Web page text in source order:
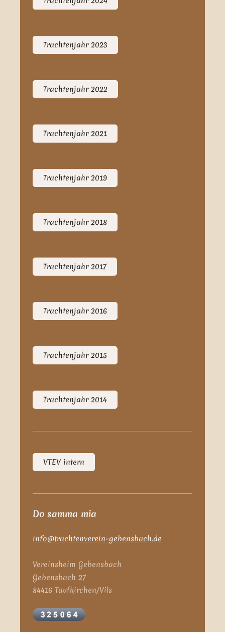
Trachtenjahr 2023
Trachtenjahr 2022
Trachtenjahr 2021
Trachtenjahr 2019
Trachtenjahr 2018
Trachtenjahr 2017
Trachtenjahr 2016
Trachtenjahr 2015
Trachtenjahr 2014
VTEV intern
Do samma mia
info@trachtenverein-gebensbach.de
Vereinsheim Gebensbach
Gebensbach 27
84416 Taufkirchen/Vils